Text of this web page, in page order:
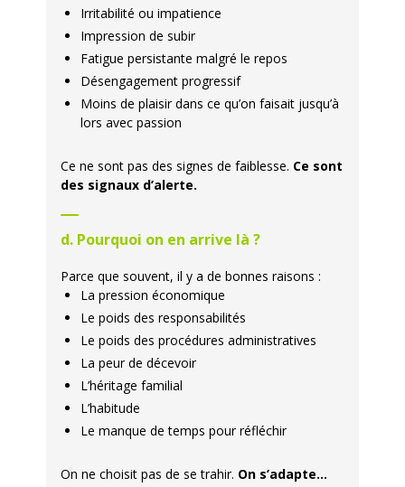
Irritabilité ou impatience
Impression de subir
Fatigue persistante malgré le repos
Désengagement progressif
Moins de plaisir dans ce qu’on faisait jusqu’à
lors avec passion
Ce ne sont pas des signes de faiblesse. Ce sont
des signaux d’alerte.
d. Pourquoi on en arrive là ?
Parce que souvent, il y a de bonnes raisons :
La pression économique
Le poids des responsabilités
Le poids des procédures administratives
La peur de décevoir
L’héritage familial
L’habitude
Le manque de temps pour réfléchir
On ne choisit pas de se trahir. On s’adapte…